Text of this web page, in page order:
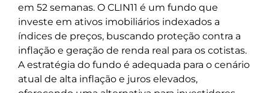
em 52 semanas. O CLIN11 é um fundo que
investe em ativos imobiliários indexados a
índices de preços, buscando proteção contra a
inflação e geração de renda real para os cotistas.
A estratégia do fundo é adequada para o cenário
atual de alta inflação e juros elevados,